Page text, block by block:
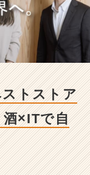
ストストア
×ITで自